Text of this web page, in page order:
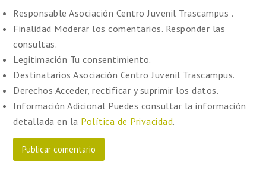
Responsable Asociación Centro Juvenil Trascampus .
Finalidad Moderar los comentarios. Responder las
consultas.
Legitimación Tu consentimiento.
Destinatarios Asociación Centro Juvenil Trascampus.
Derechos Acceder, rectificar y suprimir los datos.
Información Adicional Puedes consultar la información
detallada en la Política de Privacidad.